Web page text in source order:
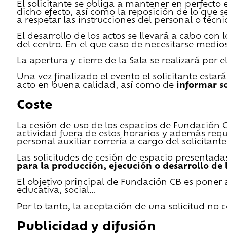
El solicitante se obliga a mantener en perfecto
dicho efecto, así como la reposición de lo que
a respetar las instrucciones del personal o
El desarrollo de los actos se llevará a cabo
del centro. En el que caso de necesitarse
La apertura y cierre de la Sala se realizará por
Una vez finalizado el evento el solicitante
acto en buena calidad, así como de informar
Coste
La cesión de uso de los espacios de
actividad fuera de estos horarios y además
personal auxiliar correría a cargo del
Las solicitudes de cesión de espacio
para la producción, ejecución o desarrollo de
El objetivo principal de Fundación CB es
educativa, social…
Por lo tanto, la aceptación de una solicitud
Publicidad y difusión